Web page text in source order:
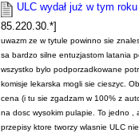
ULC wydał już w tym
85.220.30.*]
uwazm ze w tytule powinno sie
sa bardzo silne entuzjastom latania
wszystko bylo podporzadkowane
komisje lekarska mogli sie cieszyc.
cena (i tu sie zgadzam w 100% z
na dosc wysokim pulapie. To jedno ,
przepisy ktore tworzy wlasnie ULC